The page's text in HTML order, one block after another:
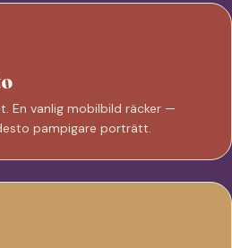
En vanlig mobilbild räcker —
pampigare porträtt.